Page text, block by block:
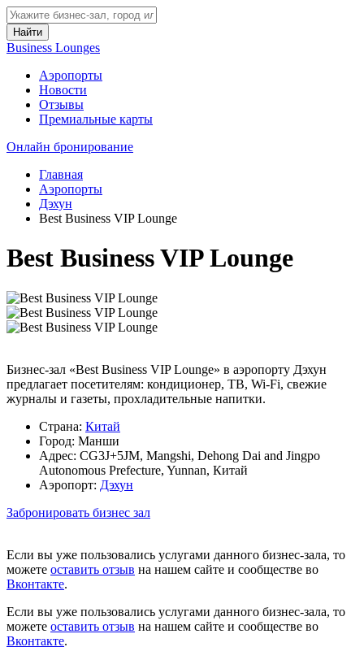
Найти
Business Lounges
Аэропорты
Новости
Отзывы
Премиальные карты
Онлайн бронирование
Главная
Аэропорты
Дэхун
Best Business VIP Lounge
Best Business VIP Lounge
Бизнес-зал «Best Business VIP Lounge» в аэропорту Дэхун
предлагает посетителям: кондиционер, ТВ, Wi-Fi, свежие
журналы и газеты, прохладительные напитки.
Страна: Китай
Город: Манши
Адрес: CG3J+5JM, Mangshi, Dehong Dai and Jingpo
Autonomous Prefecture, Yunnan, Китай
Аэропорт: Дэхун
Забронировать бизнес зал
Если вы уже пользовались услугами данного бизнес-зала, то
можете оставить отзыв на нашем сайте и сообществе во
Вконтакте.
Если вы уже пользовались услугами данного бизнес-зала, то
можете оставить отзыв на нашем сайте и сообществе во
Вконтакте.